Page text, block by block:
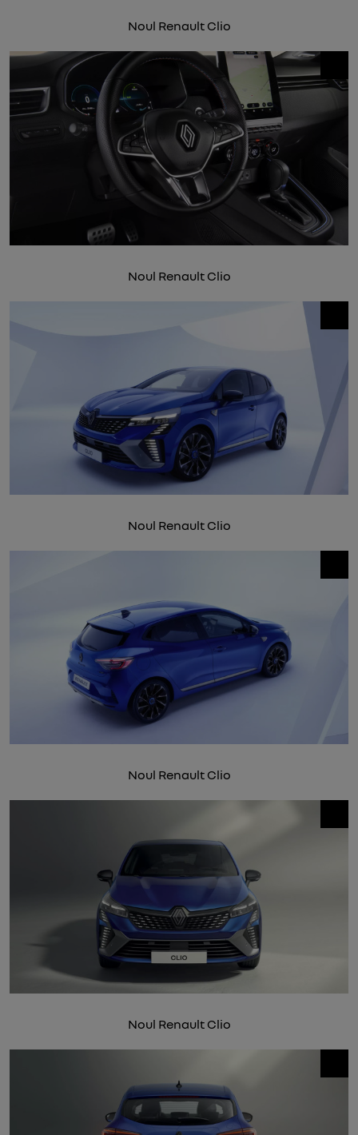
Noul Renault Clio
Noul Renault Clio
Noul Renault Clio
Noul Renault Clio
Noul Renault Clio